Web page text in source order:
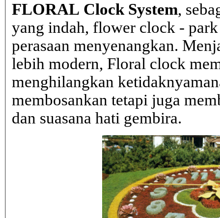
FLORAL Clock System,
yang indah, flower clock -
perasaan menyenangkan.
lebih modern, Floral clock
menghilangkan
membosankan tetapi juga
dan suasana hati gembira.